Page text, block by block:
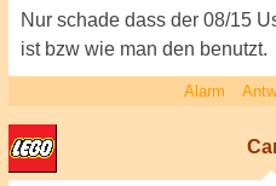
Nur schade dass der 08/15
ist bzw wie man den benutzt.
Alarm